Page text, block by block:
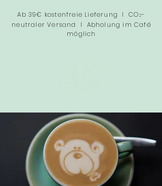
Ab 39€ kostenfreie Lieferung I CO2-
neutraler Versand I Abholung im Café
möglich